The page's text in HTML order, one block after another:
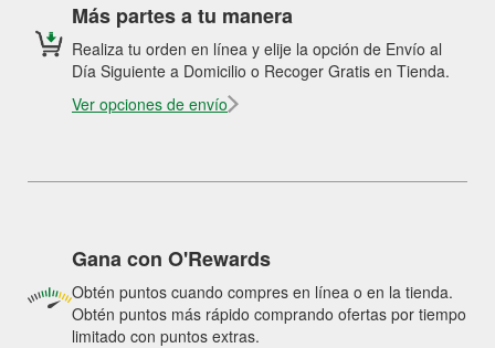
Más partes a tu manera
Realiza tu orden en línea y elije la opción de Envío al
Día Siguiente a Domicilio o Recoger Gratis en Tienda.
Ver opciones de envío
Gana con O'Rewards
Obtén puntos cuando compres en línea o en la tienda.
Obtén puntos más rápido comprando ofertas por tiempo
limitado con puntos extras.